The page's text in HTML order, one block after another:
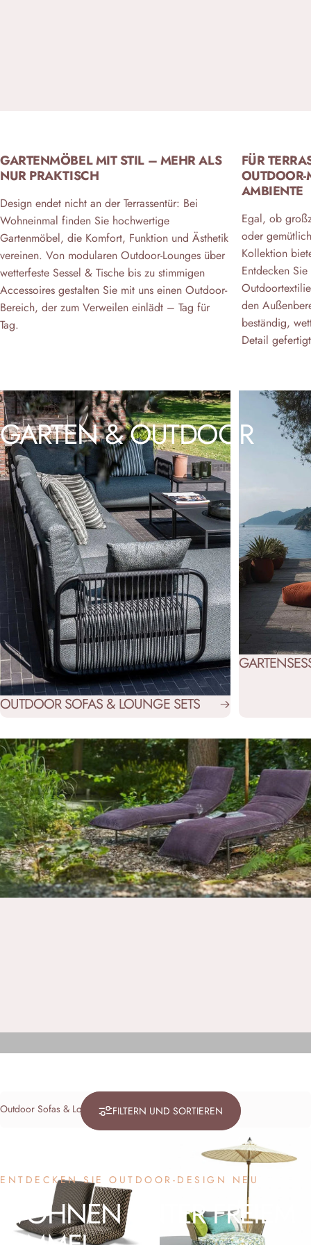
GARTEN&OUTDOOR
GARTENMÖBEL MIT STIL – MEHR ALS
NUR PRAKTISCH
Design endet nicht an der Terrassentür: Bei
Wohneinmal finden Sie hochwertige
Gartenmöbel, die Komfort, Funktion und Ästhetik
vereinen. Von modularen Outdoor-Lounges über
wetterfeste Sessel & Tische bis zu stimmigen
Accessoires gestalten Sie mit uns einen Outdoor-
Bereich, der zum Verweilen einlädt – Tag für
Tag.
FÜR
OUTDOOR-
AMBIENTE
Egal, ob
oder
Kollektion
Entdecken
den
beständig,
Detail
OUTDOOR SOFAS & LOUNGE SETS
ENTDECKEN SIE OUTDOOR-DESIGN NEU
WOHNENUNTERFREIEM
FILTERN UND SORTIEREN